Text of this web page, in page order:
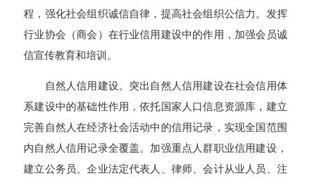
程，强化社会组织诚信自律，提高社会组织公信力。发挥
行业协会（商会）在行业信用建设中的作用，加强会员诚
信宣传教育和培训。
自然人信用建设。突出自然人信用建设在社会信用体
系建设中的基础性作用，依托国家人口信息资源库，建立
完善自然人在经济社会活动中的信用记录，实现全国范围
内自然人信用记录全覆盖。加强重点人群职业信用建设，
建立公务员、企业法定代表人、律师、会计从业人员、注